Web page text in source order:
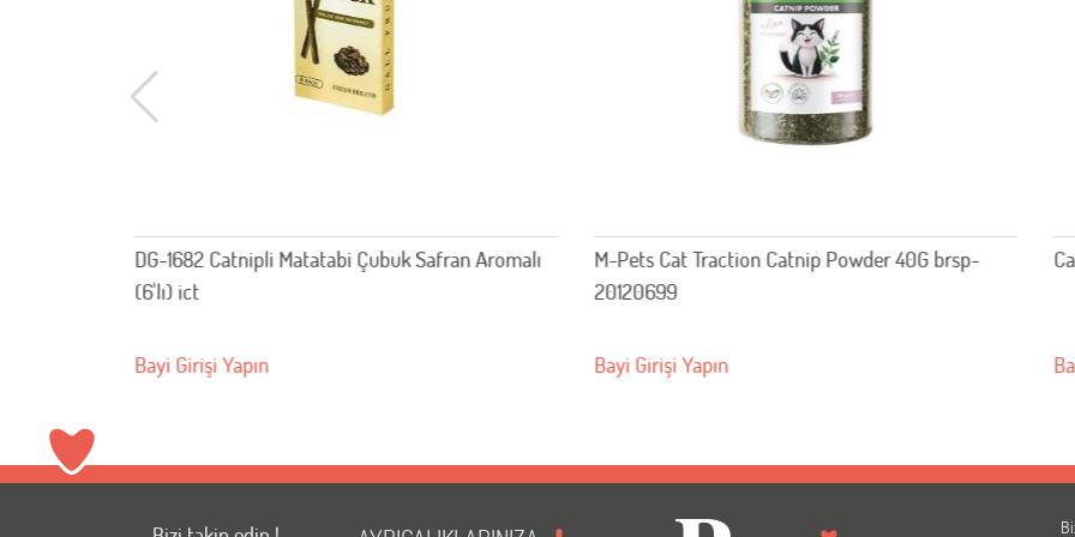
Safran Aromalı
M-Pets Cat Traction Catnip Powder 40G brsp-
Bayi Girişi Yapın
Catnipli Peluş Tembel Hayvan 12cm 520-551436
Bayi Girişi Yapın